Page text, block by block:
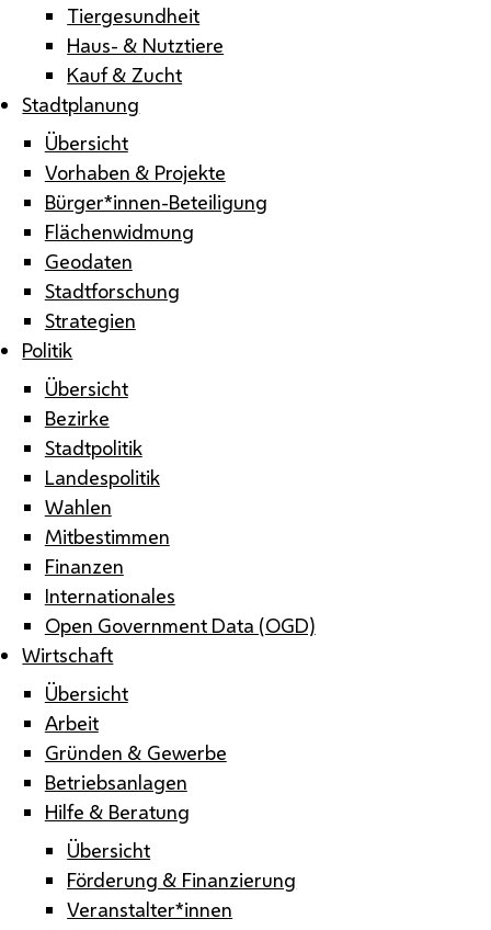
Tiergesundheit
Haus- & Nutztiere
Kauf & Zucht
Stadtplanung
Übersicht
Vorhaben & Projekte
Bürger*innen-Beteiligung
Flächenwidmung
Geodaten
Stadtforschung
Strategien
Politik
Übersicht
Bezirke
Stadtpolitik
Landespolitik
Wahlen
Mitbestimmen
Finanzen
Internationales
Open Government Data (OGD)
Wirtschaft
Übersicht
Arbeit
Gründen & Gewerbe
Betriebsanlagen
Hilfe & Beratung
Übersicht
Förderung & Finanzierung
Veranstalter*innen